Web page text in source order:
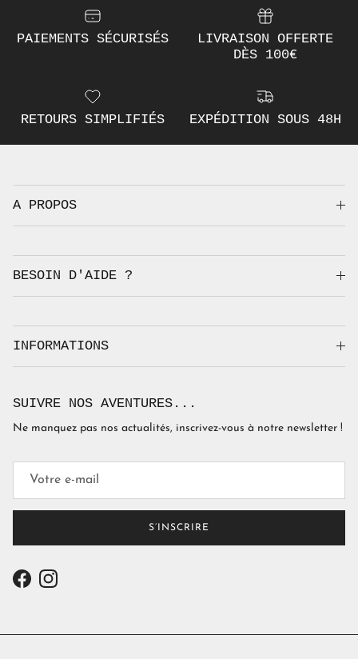
PAIEMENTS SÉCURISÉS
LIVRAISON OFFERTE
DÈS 100€
RETOURS SIMPLIFIÉS EXPÉDITION SOUS 48H
A PROPOS
BESOIN D'AIDE ?
INFORMATIONS
SUIVRE NOS AVENTURES...
Ne manquez pas nos actualités, inscrivez-vous à notre newsletter !
S’INSCRIRE
FacebookInstagram